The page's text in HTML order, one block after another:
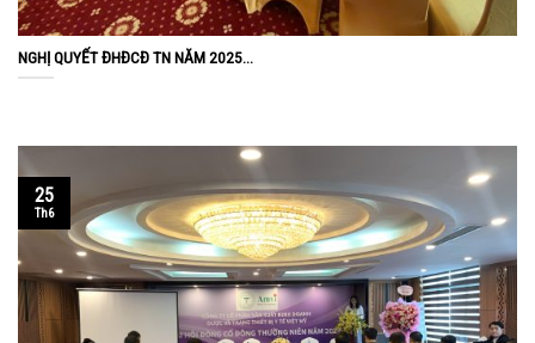
NGHỊ QUYẾT ĐHĐCĐ TN NĂM 2025...
25
Th6